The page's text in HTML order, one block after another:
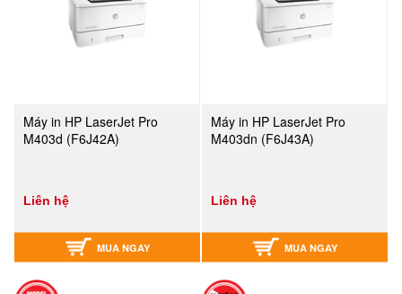
Máy in HP LaserJet Pro
M403d (F6J42A)
Liên hệ
MUA NGAY
Máy in HP LaserJet Pro
M403dn (F6J43A)
Liên hệ
MUA NGAY